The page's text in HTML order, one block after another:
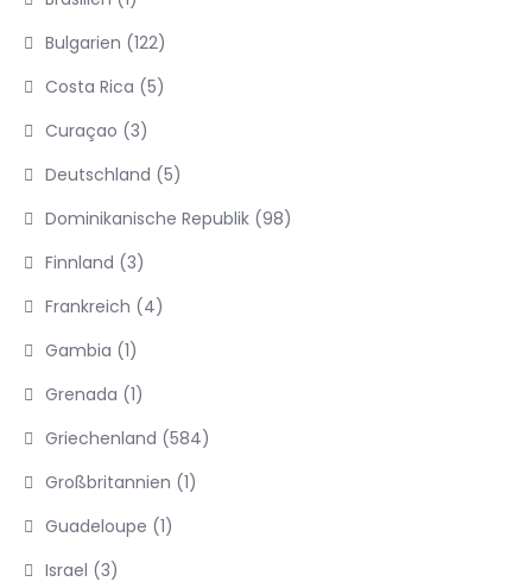
Bulgarien (122)
Costa Rica (5)
Curaçao (3)
Deutschland (5)
Dominikanische Republik (98)
Finnland (3)
Frankreich (4)
Gambia (1)
Grenada (1)
Griechenland (584)
Großbritannien (1)
Guadeloupe (1)
Israel (3)